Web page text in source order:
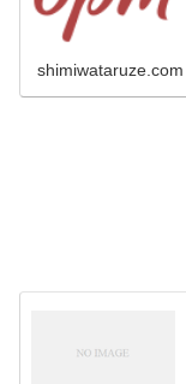
shimiwataruze.com